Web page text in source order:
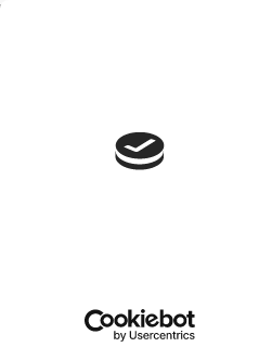
Νέα &
Περισσότερα
ΘΥΕΛΛΑ